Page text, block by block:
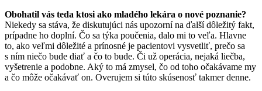
Obohatil vás teda ktosi ako mladého lekára o nové poznanie?
Niekedy sa stáva, že diskutujúci nás upozorní na ďalší dôležitý fakt,
prípadne ho doplní. Čo sa týka poučenia, dalo mi to veľa. Hlavne
to, ako veľmi dôležité a prínosné je pacientovi vysvetliť, prečo sa
s ním niečo bude diať a čo to bude. Či už operácia, nejaká liečba,
vyšetrenie a podobne. Aký to má zmysel, čo od toho očakávame my
a čo môže očakávať on. Overujem si túto skúsenosť takmer denne.